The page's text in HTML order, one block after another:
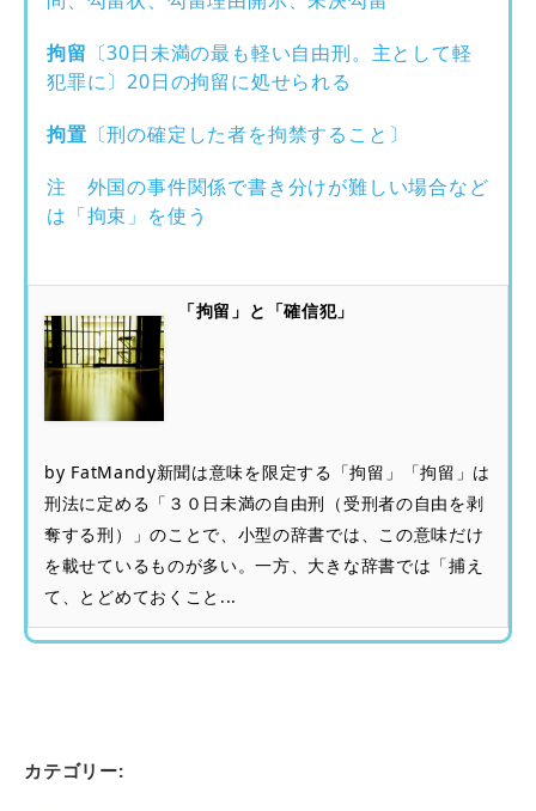
拘留 〔30日未満の最も軽い自由刑。主として軽
犯罪に〕20日の拘留に処せられる
拘置 〔刑の確定した者を拘禁すること〕
注 外国の事件関係で書き分けが難しい場合など
は「拘束」を使う
「拘留」と「確信犯」
by FatMandy新聞は意味を限定する「拘留」「拘留」は
刑法に定める「３０日未満の自由刑（受刑者の自由を剥
奪する刑）」のことで、小型の辞書では、この意味だけ
を載せているものが多い。一方、大きな辞書では「捕え
て、とどめておくこと...
カテゴリー: